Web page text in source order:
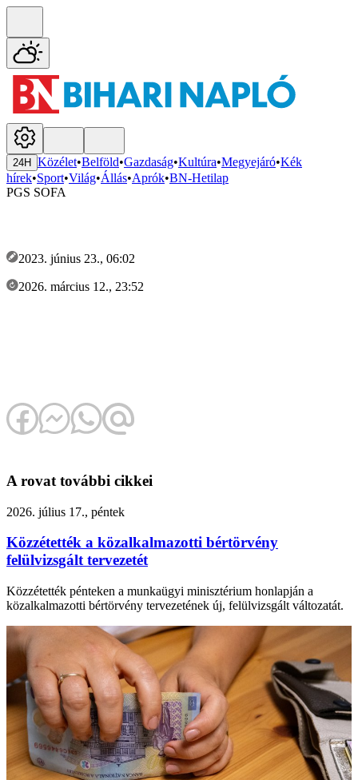
24H Közélet•Belföld•Gazdaság•Kultúra•Megyejáró•Kék
hírek•Sport•Világ•Állás•Aprók•BN-Hetilap
PGS SOFA
2023. június 23., 06:02
2026. március 12., 23:52
A rovat további cikkei
2026. július 17., péntek
Közzétették a közalkalmazotti bértörvény
felülvizsgált tervezetét
Közzétették pénteken a munkaügyi minisztérium honlapján a
közalkalmazotti bértörvény tervezetének új, felülvizsgált változatát.